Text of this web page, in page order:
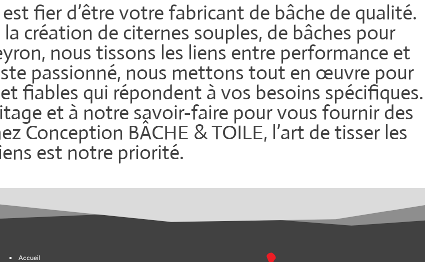
fier d’être votre fabricant de bâche de qualité.
création de citernes souples, de bâches pour
nous tissons les liens entre performance et
passionné, nous mettons tout en œuvre pour
fiables qui répondent à vos besoins spécifiques.
et à notre savoir-faire pour vous fournir des
Conception BÂCHE & TOILE, l’art de tisser les
est notre priorité.
Accueil